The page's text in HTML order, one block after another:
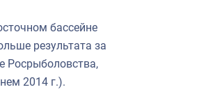
бассейне
результата за
Росрыболовства,
2014 г.).